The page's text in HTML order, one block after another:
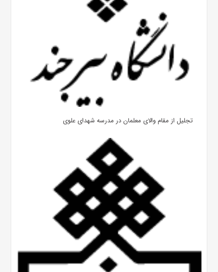
تجلیل از مقام والای معلمان در مدرسه شهدای علوی